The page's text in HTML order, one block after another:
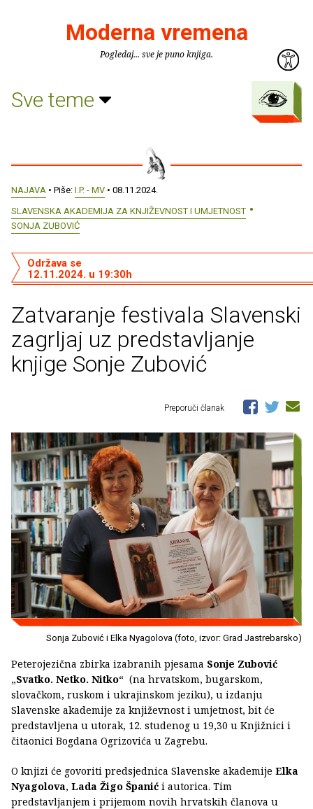
Moderna vremena
Pogledaj... sve je puno knjiga.
Sve teme
NAJAVA • Piše: I.P. - MV • 08.11.2024.
SLAVENSKA AKADEMIJA ZA KNJIŽEVNOST I UMJETNOST
SONJA ZUBOVIĆ
Zatvaranje festivala Slavenski
zagrljaj uz predstavljanje
knjige Sonje Zubović
Održava se
12.11.2024. u 19:30h
Preporuči članak
Sonja Zubović i Elka Nyagolova (foto, izvor: Grad Jastrebarsko)
Peterojezična zbirka izabranih pjesama Sonje Zubović
„Svatko. Netko. Nitko“ (na hrvatskom, bugarskom,
slovačkom, ruskom i ukrajinskom jeziku), u izdanju
Slavenske akademije za književnost i umjetnost, bit će
predstavljena u utorak, 12. studenog u 19,30 u Knjižnici i
čitaonici Bogdana Ogrizovića u Zagrebu.
O knjizi će govoriti predsjednica Slavenske akademije Elka
Nyagolova, Lada Žigo Španić i autorica. Tim
predstavljanjem i prijemom novih hrvatskih članova u